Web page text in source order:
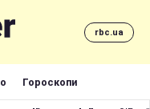
rbc.ua
Гороскопи